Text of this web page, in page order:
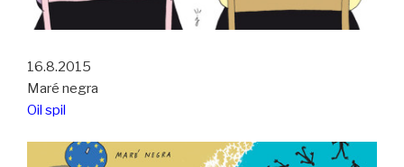
16.8.2015
Maré negra
Oil spil